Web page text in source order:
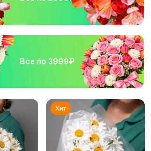
Все по 3999₽